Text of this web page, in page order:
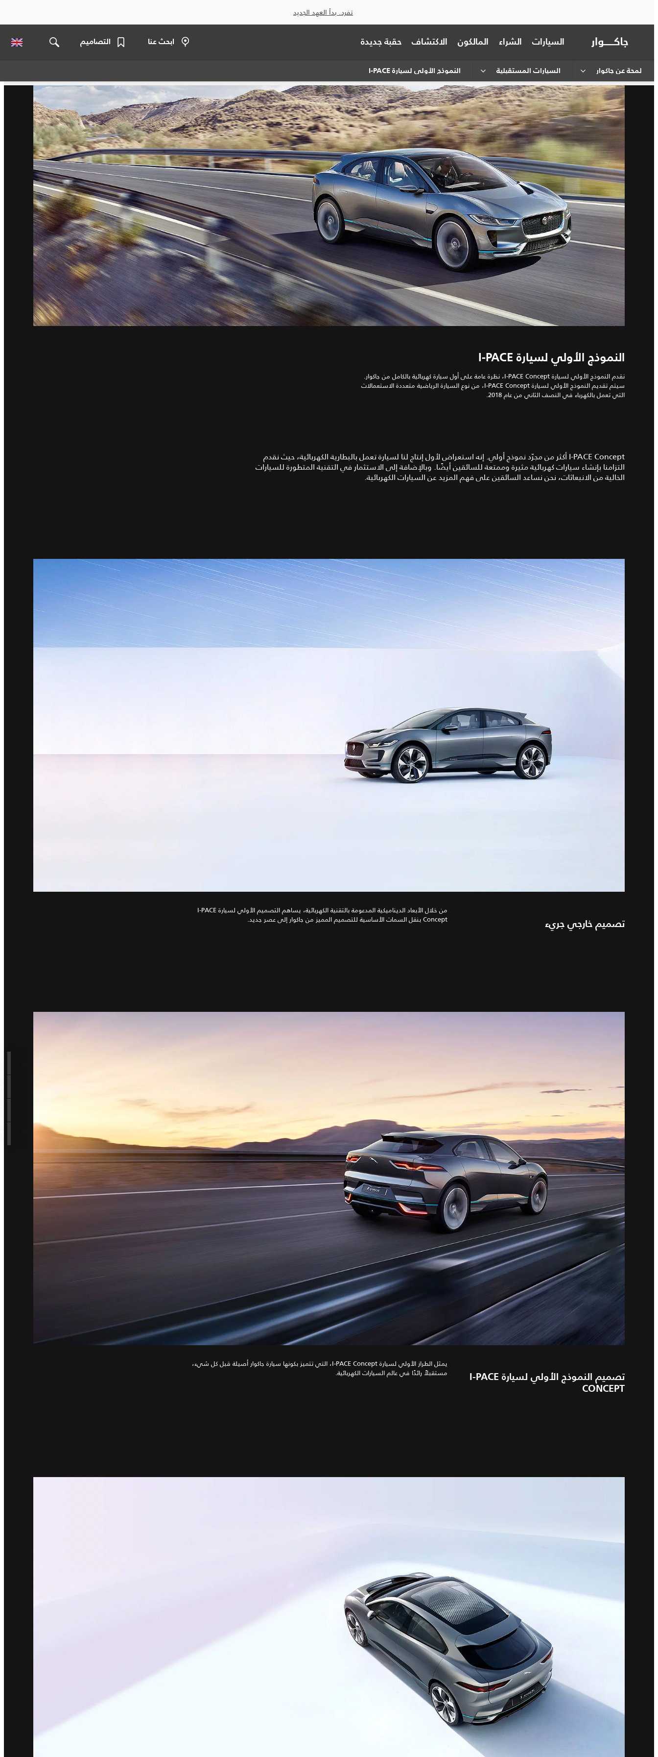
تفرد. بدأ العهد الجديد
السيارات الشراء المالكون الاكتشاف حقبة جديدة ابحث عنا التصاميم
لمحة عن جاكوار السيارات المستقبلية النموذج الأولي لسيارة I‑PACE
النموذج الأولي لسيارة I‑PACE
نقدم النموذج الأولي لسيارة I‑PACE Concept، نظرة عامة على أول سيارة كهربائية بالكامل من جاكوار.
سيتم تقديم النموذج الأولي لسيارة I‑PACE Concept، من نوع السيارة الرياضية متعددة الاستعمالات
التي تعمل بالكهرباء في النصف الثاني من عام 2018.
I‑PACE Concept أكثر من مجرّد نموذج أولي. إنه استعراض لأول إنتاج لنا لسيارة تعمل بالبطارية الكهربائية، حيث نقدم
التزامنا بإنشاء سيارات كهربائية مثيرة وممتعة للسائقين أيضًا. وبالإضافة إلى الاستثمار في التقنية المتطورة للسيارات
الخالية من الانبعاثات، نحن نساعد السائقين على فهم المزيد عن السيارات الكهربائية.
تصميم خارجي جريء
من خلال الأبعاد الديناميكية المدعومة بالتقنية الكهربائية، يساهم التصميم الأولي لسيارة I‑PACE
Concept بنقل السمات الأساسية للتصميم المميز من جاكوار إلى عصر جديد.
تصميم النموذج الأولي لسيارة I‑PACE
CONCEPT
يمثل الطراز الأولي لسيارة I‑PACE Concept، التي تتميز بكونها سيارة جاكوار أصيلة قبل كل شيء،
مستقبلاً رائدًا في عالم السيارات الكهربائية.